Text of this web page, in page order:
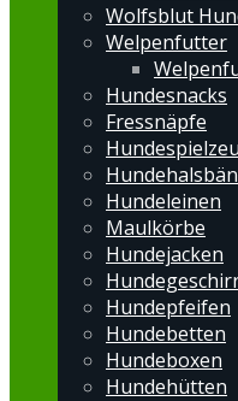
Wolfsblut
Welpenfutter
Hundesnacks
Fressnäpfe
Hundeleinen
Maulkörbe
Hundejacken
Hundepfeifen
Hundebetten
Hundeboxen
Hundehütten